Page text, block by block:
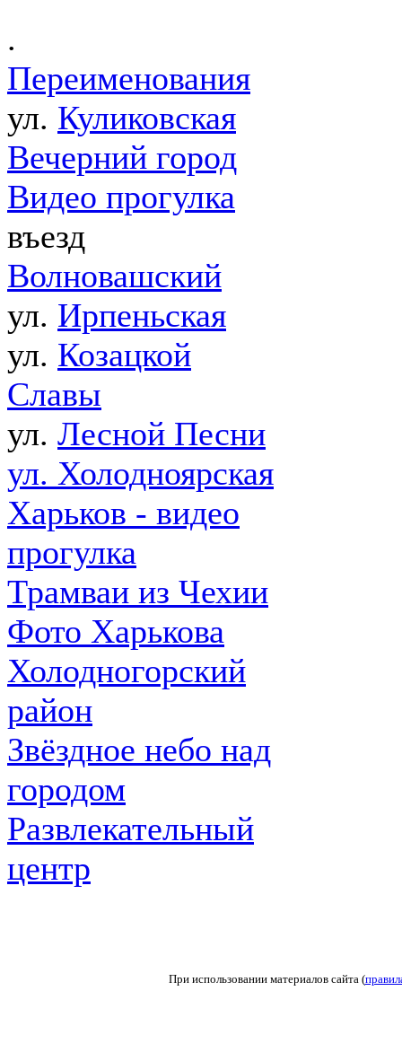
.
Переименования
ул. Куликовская
Вечерний город
Видео прогулка
въезд
Волновашский
ул. Ирпеньская
ул. Козацкой
Славы
ул. Лесной Песни
ул. Холодноярская
Харьков - видео
прогулка
Трамваи из Чехии
Фото Харькова
Холодногорский
район
Звёздное небо над
городом
Развлекательный
центр
При использовании материалов сайта (